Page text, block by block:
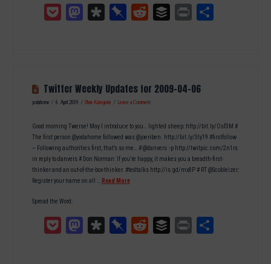
Pocket MastodonDiasporaPinboardReddit Buffer Print
Twitter Weekly Updates for 2009-04-06
yodahome 6. April 2009 Ohne Kategorie Leave a Comment
Good morning Twerse! May I introduce to you… lighted sheep: http://bit.ly/Osf3M #
The first person @yodahome followed was @joeriben. http://bit.ly/3Iy19 #firstfollow
– Following authorities first, that’s so me… # @danvers :-p http://twitpic.com/2n1rs
in reply to danvers # Don Norman: If you’re happy, it makes you a breadth-first-
thinker and an out-of-the-box-thinker. #tedtalks http://is.gd/mx8P # RT @Scobleizer:
Register your name on all … Read More
Spread the Word:
Pocket MastodonDiasporaPinboardReddit Buffer Print